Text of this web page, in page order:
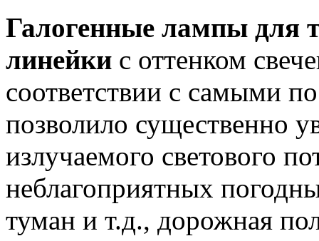
Галогенные лампы для
линейки с оттенком
соответствии с самыми
позволило существенно
излучаемого светового
неблагоприятных
туман и т.д., дорожная